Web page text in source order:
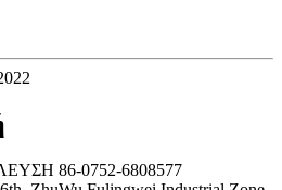
86-0752-6808577